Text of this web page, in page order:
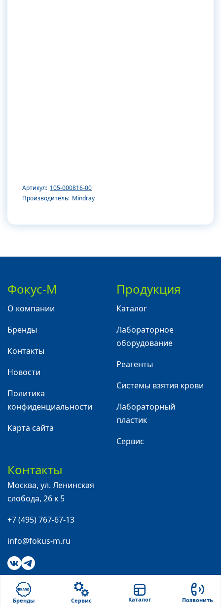
Артикул: 105-000816-00
Производитель: Mindray
Фокус-М
О компании
Бренды
Контакты
Новости
Политика
конфиденциальности
Карта сайта
Продукция
Каталог
Лабораторное
оборудование
Реагенты
Системы взятия крови
Лабораторный
пластик
Сервис
Контакты
Москва, ул. Ленинская
слобода, 26 к 5
+7 (495) 767-67-13
info@fokus-m.ru
Бренды Сервис Каталог Позвонить